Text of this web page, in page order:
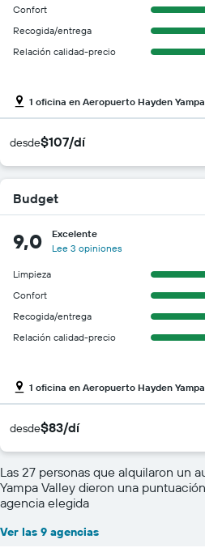
Confort
Recogida/entrega
Relación calidad-precio
1 oficina en Aeropuerto Hayden
desde$107/dí
Budget
9,0
Excelente
Lee 3 opiniones
Limpieza
Confort
Recogida/entrega
Relación calidad-precio
1 oficina en Aeropuerto Hayden
desde$83/dí
Las 27 personas que alquilaron un
Yampa Valley dieron una
agencia elegida
Ver las 9 agencias